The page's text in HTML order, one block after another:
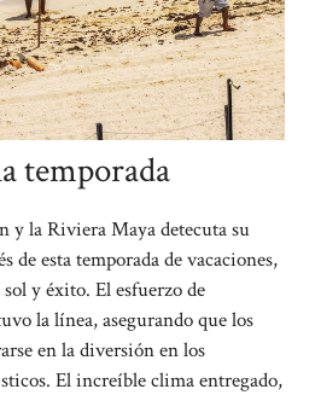
temporada
y la Riviera Maya detecuta su
de esta temporada de vacaciones,
y éxito. El esfuerzo de
la línea, asegurando que los
en la diversión en los
El increíble clima entregado,